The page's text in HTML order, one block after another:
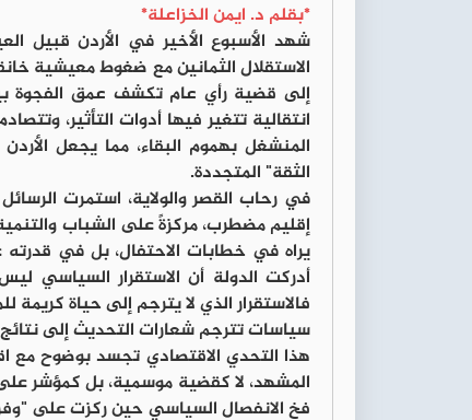
*بقلم د. ايمن الخزاعلة*
شهد الأسبوع الأخير في الأردن قبيل
الاستقلال الثمانين مع ضغوط معيشية
إلى قضية رأي عام تكشف عمق الفجوة
انتقالية تتغير فيها أدوات التأثير،
المنشغل بهموم البقاء، مما يجعل
الثقة" المتجددة.
في رحاب القصر والولاية، استمرت
إقليم مضطرب، مركزةً على الشباب
يراه في خطابات الاحتفال، بل في
أدركت الدولة أن الاستقرار السياسي
فالاستقرار الذي لا يترجم إلى حياة كريمة
سياسات تترجم شعارات التحديث إلى
المشهد، لا كقضية موسمية، بل كمؤشر
فخ الانفصال السياسي حين ركزت على